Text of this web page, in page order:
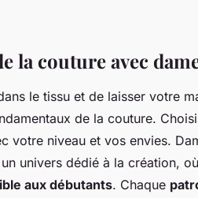
la couture avec
le tissu et de laisser votre
de la couture.
votre niveau et vos envies.
univers dédié à la création,
aux débutants. Chaque